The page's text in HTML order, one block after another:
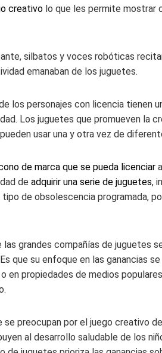
creativo lo que les permite mostrar
silbatos y voces robóticas
emanaban de los juguetes.
los personajes con licencia tienen
Los juguetes que promueven la
usar una y otra vez de
de marca que se pueda licenciar a
de adquirir una serie de juguetes,
de obsolescencia programada,
grandes compañías de juguetes
que su enfoque en las ganancias
en propiedades de medios
preocupan por el juego creativo
al desarrollo saludable de los